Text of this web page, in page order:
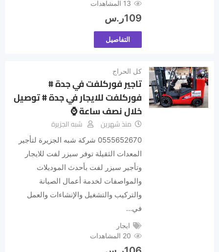
13 المشاهدات
109ر.س
التفاصيل
كل الحراج
تاجير فوركلفت في جدة #
فوركلفت للايجار في جدة # توصيل
خلال نصف ساعة ⌚
منذ شهرين شبه الجزيرة
0555652670 شركة شبه الجزيرة لتأجير
المعدات الثقيلة توفر سيزر لفت للايجار
وتأجير سيزر لفت بأحدث الموديلات
والمواصفات لخدمة أعمال الصيانة
والتركيب والتشغيل والإنشاءات والعمل
في…
ايجار
20 المشاهدات